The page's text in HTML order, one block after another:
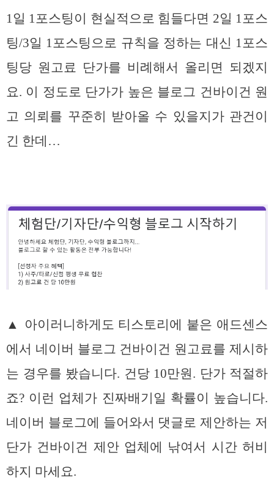
1일 1포스팅이 현실적으로 힘들다면 2일 1포스
팅/3일 1포스팅으로 규칙을 정하는 대신 1포스
팅당 원고료 단가를 비례해서 올리면 되겠지
요. 이 정도로 단가가 높은 블로그 건바이건 원
고 의뢰를 꾸준히 받아올 수 있을지가 관건이
긴 한데…
▲ 아이러니하게도 티스토리에 붙은 애드센스
에서 네이버 블로그 건바이건 원고료를 제시하
는 경우를 봤습니다. 건당 10만원. 단가 적절하
죠? 이런 업체가 진짜배기일 확률이 높습니다.
네이버 블로그에 들어와서 댓글로 제안하는 저
단가 건바이건 제안 업체에 낚여서 시간 허비
하지 마세요.